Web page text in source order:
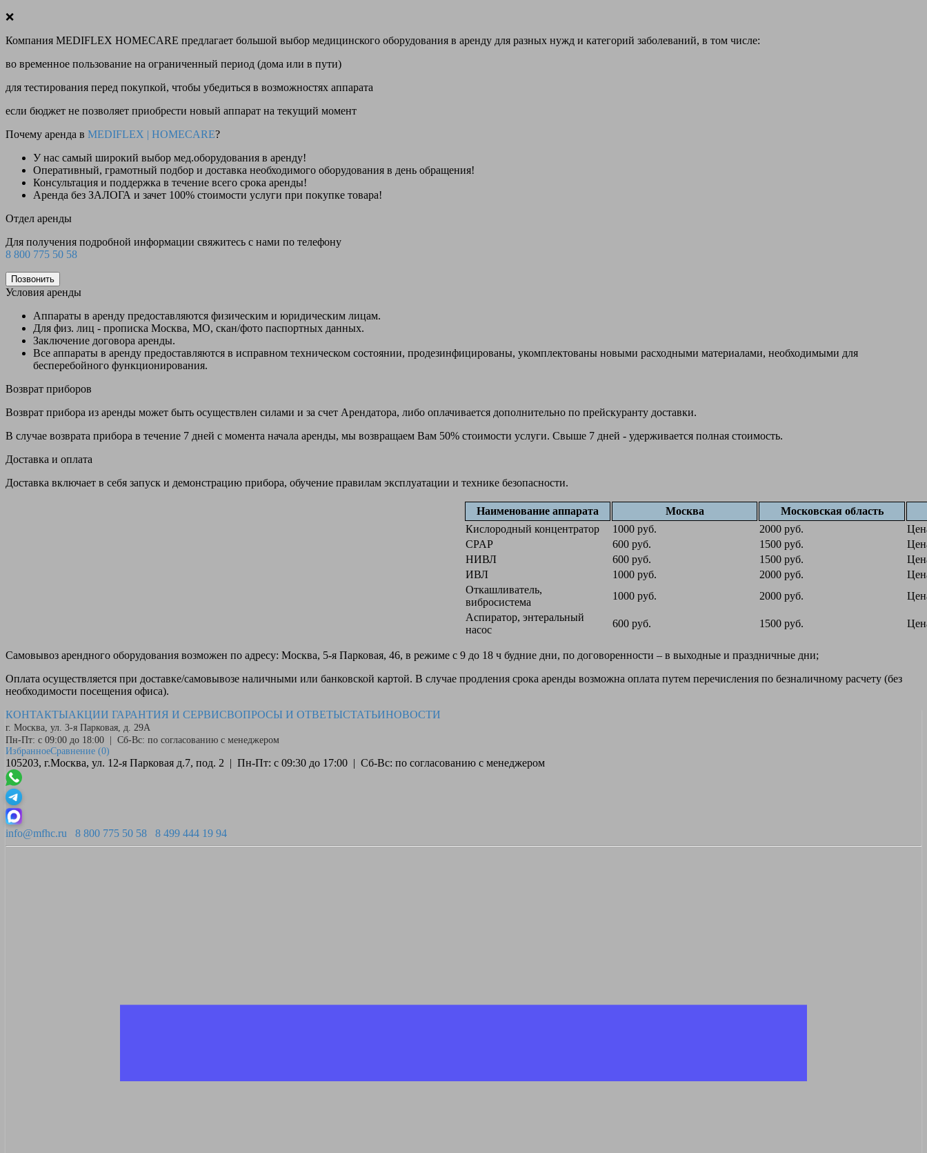
❌
Компания MEDIFLEX HOMECARE предлагает большой выбор медицинского оборудования в аренду для разных нужд и категорий заболеваний, в том числе:
во временное пользование на ограниченный период (дома или в пути)
для тестирования перед покупкой, чтобы убедиться в возможностях аппарата
если бюджет не позволяет приобрести новый аппарат на текущий момент
Почему аренда в MEDIFLEX | HOMECARE?
У нас самый широкий выбор мед.оборудования в аренду!
Оперативный, грамотный подбор и доставка необходимого оборудования в день обращения!
Консультация и поддержка в течение всего срока аренды!
Аренда без ЗАЛОГА и зачет 100% стоимости услуги при покупке товара!
Отдел аренды
Для получения подробной информации свяжитесь с нами по телефону
8 800 775 50 58
Позвонить
Условия аренды
Аппараты в аренду предоставляются физическим и юридическим лицам.
Для физ. лиц - прописка Москва, МО, скан/фото паспортных данных.
Заключение договора аренды.
Все аппараты в аренду предоставляются в исправном техническом состоянии, продезинфицированы, укомплектованы новыми расходными материалами, необходимыми для
бесперебойного функционирования.
Возврат приборов
Возврат прибора из аренды может быть осуществлен силами и за счет Арендатора, либо оплачивается дополнительно по прейскуранту доставки.
В случае возврата прибора в течение 7 дней с момента начала аренды, мы возвращаем Вам 50% стоимости услуги. Свыше 7 дней - удерживается полная стоимость.
Доставка и оплата
Доставка включает в себя запуск и демонстрацию прибора, обучение правилам эксплуатации и технике безопасности.
Наименование аппарата Москва
Московская область
Кислородный концентратор
1000 руб. 2000 руб.
CPAP
600 руб. 1500 руб.
НИВЛ
600 руб. 1500 руб.
ИВЛ
1000 руб. 2000 руб.
Откашливатель,
вибросистема
1000 руб. 2000 руб.
Аспиратор, энтеральный
насос
600 руб. 1500 руб.
Самовывоз арендного оборудования возможен по адресу: Москва, 5-я Парковая, 46, в режиме с 9 до 18 ч будние дни, по договоренности – в выходные и праздничные дни;
Оплата осуществляется при доставке/самовывозе наличными или банковской картой. В случае продления срока аренды возможна оплата путем перечисления по безналичному расчету (без
необходимости посещения офиса).
КОНТАКТЫАКЦИИ ГАРАНТИЯ И СЕРВИСВОПРОСЫ И ОТВЕТЫСТАТЬИНОВОСТИ
г. Москва, ул. 3-я Парковая, д. 29А
Пн-Пт: с 09:00 до 18:00 | Сб-Вс: по согласованию с менеджером
ИзбранноеСравнение (0)
105203, г.Москва, ул. 12-я Парковая д.7, под. 2 | Пн-Пт: с 09:30 до 17:00 | Сб-Вс: по согласованию с менеджером
info@mfhc.ru 8 800 775 50 58 8 499 444 19 94